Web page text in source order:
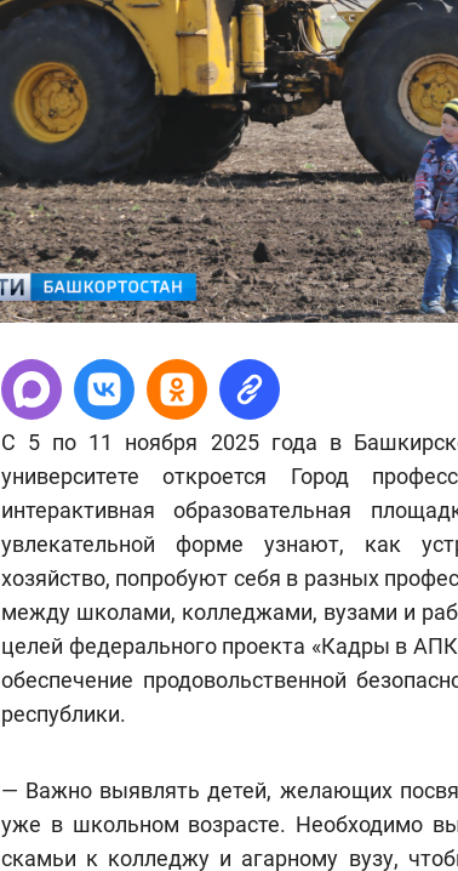
С 5 по 11 ноября 2025 года в
университете откроется Город
интерактивная образовательная
увлекательной форме узнают, как
хозяйство, попробуют себя в разных
между школами, колледжами, вузами и
целей федерального проекта «Кадры в
обеспечение продовольственной
республики.
— Важно выявлять детей, желающих
уже в школьном возрасте. Необходимо
скамьи к колледжу и агарному вузу,